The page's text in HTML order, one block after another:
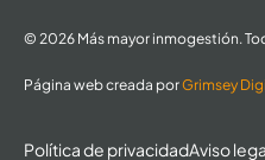
© 2026 Más mayor inmogestión.
Página web creada porGrimsey
Política de privacidadAviso